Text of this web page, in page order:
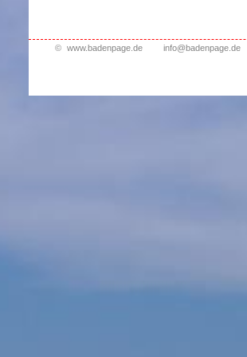
© www.badenpage.de info@badenpage.de